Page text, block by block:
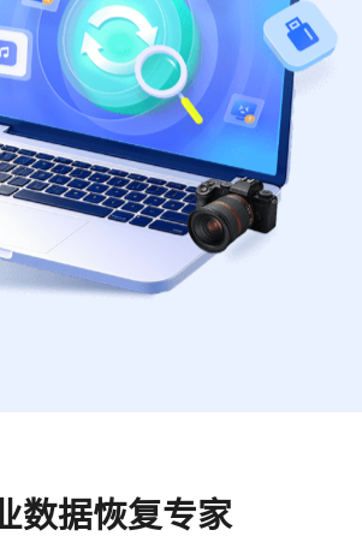
数据恢复专家